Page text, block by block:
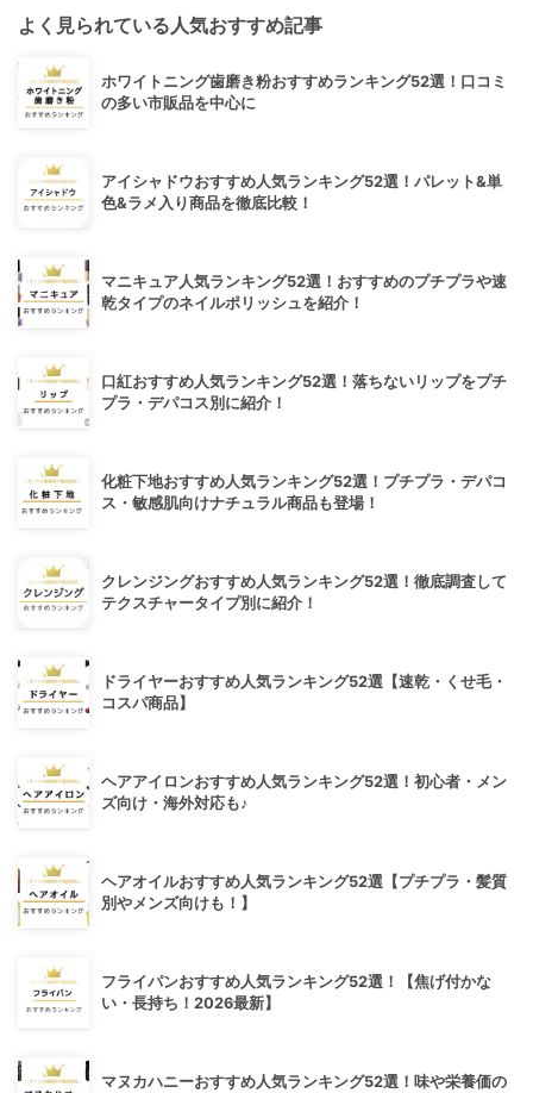
よく見られている人気おすすめ記事
ホワイトニング歯磨き粉おすすめランキング52選！口コミ
の多い市販品を中心に
アイシャドウおすすめ人気ランキング52選！パレット&単
色&ラメ入り商品を徹底比較！
マニキュア人気ランキング52選！おすすめのプチプラや速
乾タイプのネイルポリッシュを紹介！
口紅おすすめ人気ランキング52選！落ちないリップをプチ
プラ・デパコス別に紹介！
化粧下地おすすめ人気ランキング52選！プチプラ・デパコ
ス・敏感肌向けナチュラル商品も登場！
クレンジングおすすめ人気ランキング52選！徹底調査して
テクスチャータイプ別に紹介！
ドライヤーおすすめ人気ランキング52選【速乾・くせ毛・
コスパ商品】
ヘアアイロンおすすめ人気ランキング52選！初心者・メン
ズ向け・海外対応も♪
ヘアオイルおすすめ人気ランキング52選【プチプラ・髪質
別やメンズ向けも！】
フライパンおすすめ人気ランキング52選！【焦げ付かな
い・長持ち！2026最新】
マヌカハニーおすすめ人気ランキング52選！味や栄養価の